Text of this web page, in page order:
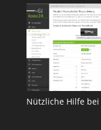
Nützliche Hilfe